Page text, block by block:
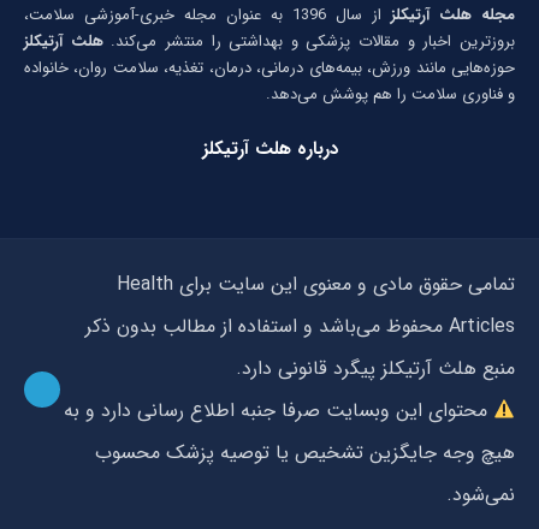
مجله هلث آرتیکلز
از سال 1396 به عنوان مجله خبری-آموزشی سلامت،
بروزترین اخبار و مقالات پزشکی و بهداشتی را منتشر می‌کند.هلث آرتیکلز
حوزه‌هایی مانند ورزش، بیمه‌های درمانی، درمان، تغذیه، سلامت روان، خانواده
و فناوری سلامت را هم پوشش می‌دهد.
درباره هلث آرتیکلز
تمامی حقوق مادی و معنوی این سایت برای Health
Articles محفوظ می‌باشد و استفاده از مطالب بدون ذکر
منبع هلث آرتیکلز پیگرد قانونی دارد.
محتوای این وبسایت صرفا جنبه اطلاع رسانی دارد و به
هیچ وجه جایگزین تشخیص یا توصیه پزشک محسوب
نمی‌شود.